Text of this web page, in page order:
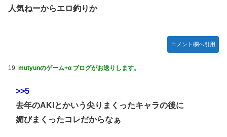
堀江由衣(49)がまだ誰のものでもないという現実ｗｗｗｗ
【ウマ娘】なんだかんだ人はダイワスカーレットに帰ってく
【ウマ娘】ライトオはこういう事言う
「サカモトデイズ」最新話、ついに新旧ORDERが集結し、
坂本スラーと総力戦に突入！！！
人気ねーからエロ釣りか
コメント欄へ引用
19: mutyunのゲーム+α ブログがお送りします。
>>5
去年のAKIとかいう尖りまくったキャラの後に
媚びまくったコレだからなぁ